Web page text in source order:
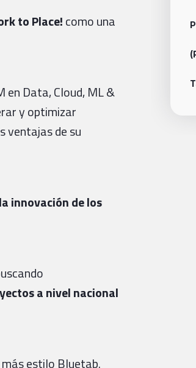
to Place!como una
en Data, Cloud, ML &
y optimizar
ventajas de su
innovación de los
a nivel nacional
estilo Bluetab.